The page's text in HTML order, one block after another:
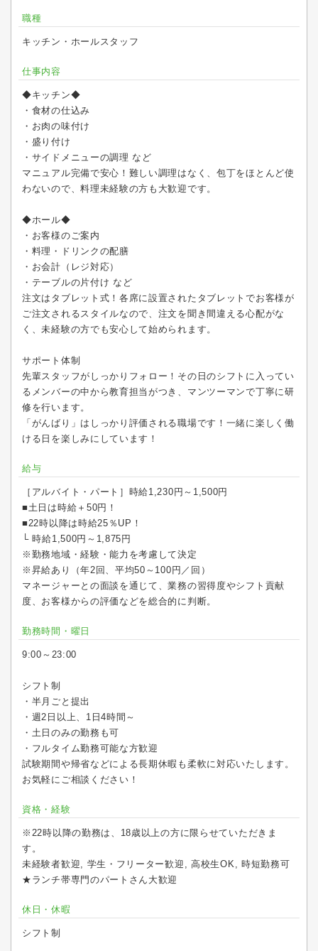
職種
キッチン・ホールスタッフ
仕事内容
◆キッチン◆
・食材の仕込み
・お肉の味付け
・盛り付け
・サイドメニューの調理 など
マニュアル完備で安心！難しい調理はなく、包丁をほとんど使
わないので、料理未経験の方も大歓迎です。
◆ホール◆
・お客様のご案内
・料理・ドリンクの配膳
・お会計（レジ対応）
・テーブルの片付け など
注文はタブレット式！各席に設置されたタブレットでお客様が
ご注文されるスタイルなので、注文を聞き間違える心配がな
く、未経験の方でも安心して始められます。
サポート体制
先輩スタッフがしっかりフォロー！その日のシフトに入ってい
るメンバーの中から教育担当がつき、マンツーマンで丁寧に研
修を行います。
「がんばり」はしっかり評価される職場です！一緒に楽しく働
ける日を楽しみにしています！
給与
［アルバイト・パート］時給1,230円～1,500円
■土日は時給＋50円！
■22時以降は時給25％UP！
└ 時給1,500円～1,875円
※勤務地域・経験・能力を考慮して決定
※昇給あり（年2回、平均50～100円／回）
マネージャーとの面談を通じて、業務の習得度やシフト貢献
度、お客様からの評価などを総合的に判断。
勤務時間・曜日
9:00～23:00
シフト制
・半月ごと提出
・週2日以上、1日4時間～
・土日のみの勤務も可
・フルタイム勤務可能な方歓迎
試験期間や帰省などによる長期休暇も柔軟に対応いたします。
お気軽にご相談ください！
資格・経験
※22時以降の勤務は、18歳以上の方に限らせていただきま
す。
未経験者歓迎, 学生・フリーター歓迎, 高校生OK, 時短勤務可
★ランチ帯専門のパートさん大歓迎
休日・休暇
シフト制